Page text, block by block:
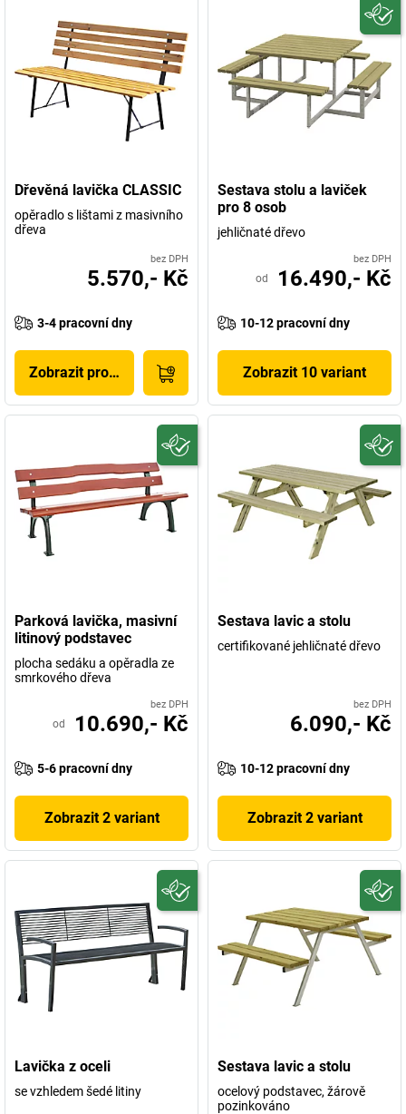
Dřevěná lavička CLASSIC
opěradlo s lištami z masivního
dřeva
bez DPH
5.570,- Kč
3-4 pracovní dny
Zobrazit produkt
Sestava stolu a laviček
pro 8 osob
jehličnaté dřevo
bez DPH
od 16.490,- Kč
10-12 pracovní dny
Zobrazit 10 variant
Parková lavička, masivní
litinový podstavec
plocha sedáku a opěradla ze
smrkového dřeva
bez DPH
od 10.690,- Kč
5-6 pracovní dny
Zobrazit 2 variant
Sestava lavic a stolu
certifikované jehličnaté dřevo
bez DPH
6.090,- Kč
10-12 pracovní dny
Zobrazit 2 variant
Lavička z oceli
se vzhledem šedé litiny
Sestava lavic a stolu
ocelový podstavec, žárově
pozinkováno